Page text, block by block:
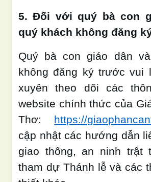
5. Đối với quý bà con
quý khách không đăng
Quý bà con giáo dân
không đăng ký trước vui
xuyên theo dõi các
website chính thức của
Thơ: https://
cập nhật các hướng dẫn
giao thông, an ninh trật
tham dự Thánh lễ và các